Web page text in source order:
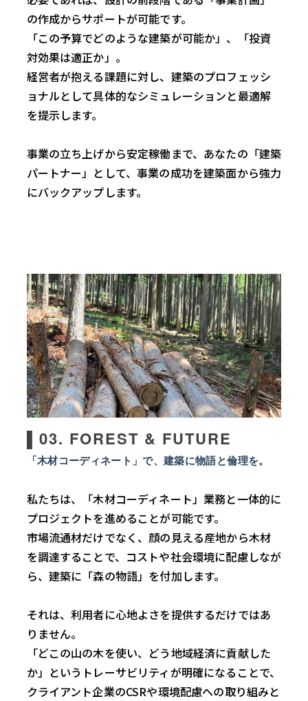
の作成からサポートが可能です。
「この予算でどのような建築が可能か」、「投資
対効果は適正か」。
経営者が抱える課題に対し、建築のプロフェッシ
ョナルとして具体的なシミュレーションと最適解
を提示します。
事業の立ち上げから安定稼働まで、あなたの「建築
パートナー」として、事業の成功を建築面から強力
にバックアップします。
▌03. FOREST & FUTURE
「木材コーディネート」で、建築に物語と倫理を。
私たちは、「木材コーディネート」業務と一体的に
プロジェクトを進めることが可能です。
市場流通材だけでなく、顔の見える産地から木材
を調達することで、コストや社会環境に配慮しなが
ら、建築に「森の物語」を付加します。
それは、利用者に心地よさを提供するだけではあ
りません。
「どこの山の木を使い、どう地域経済に貢献した
か」というトレーサビリティが明確になることで、
クライアント企業のCSRや環境配慮への取り組みと